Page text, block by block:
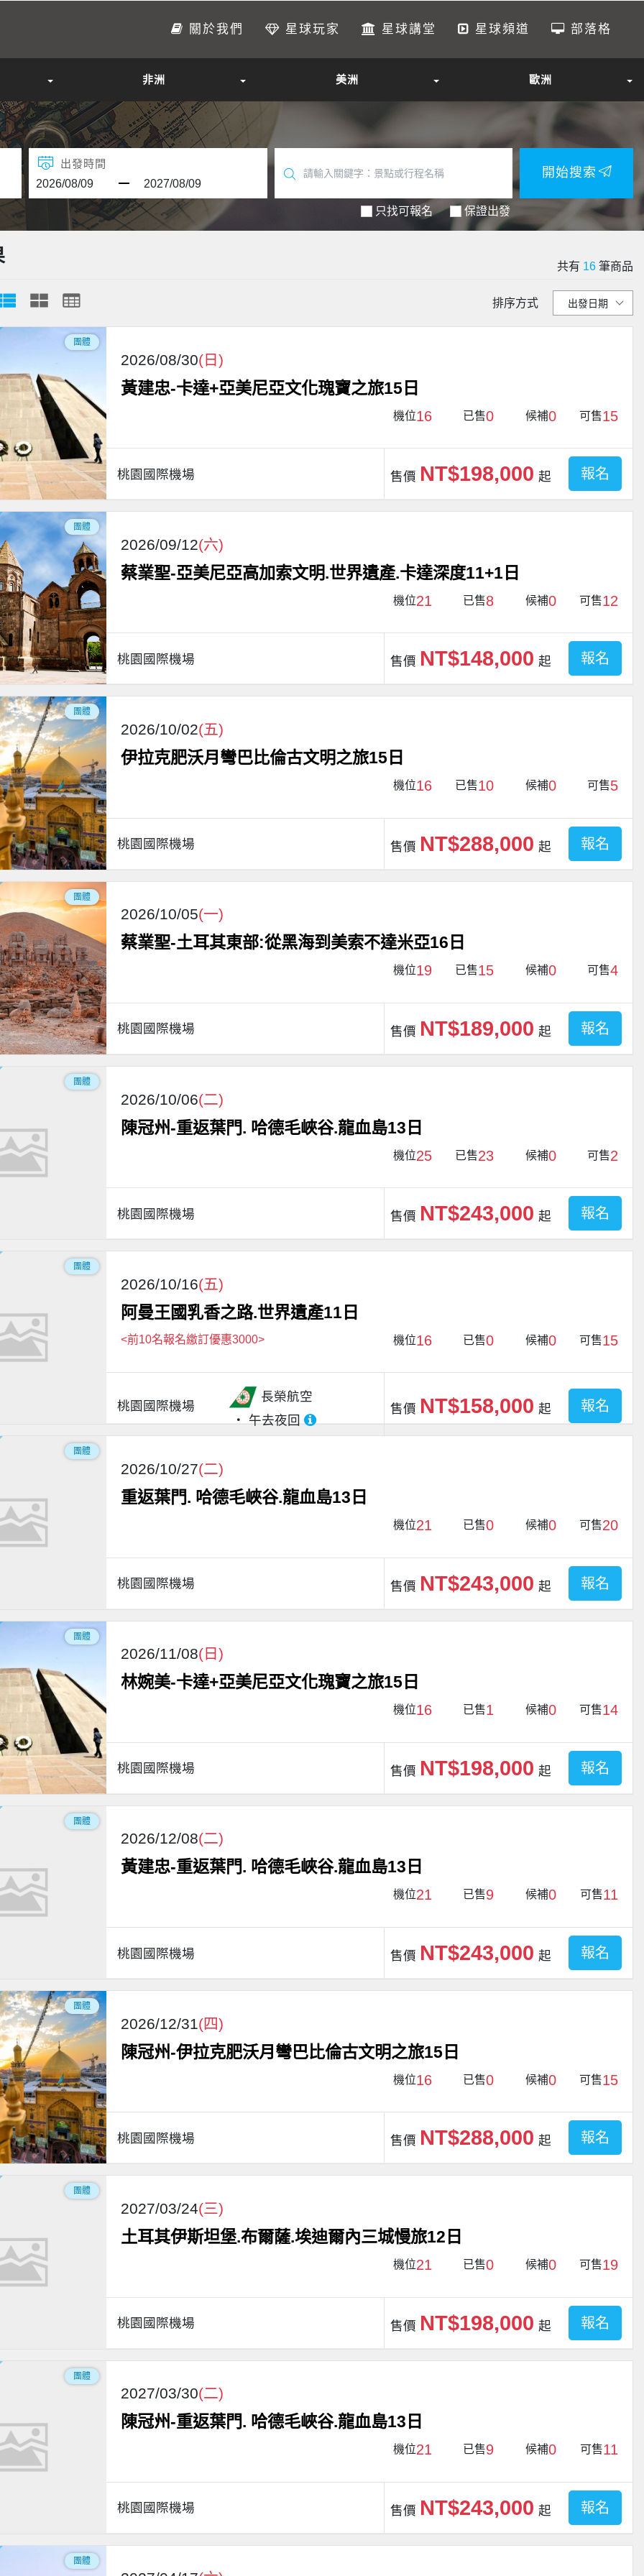
關於我們 星球玩家 星球講堂 星球頻道 部落格
非洲 美洲 歐洲
出發時間
只找可報名 保證出發
開始搜索
共有 16 筆商品
排序方式
團體
2026/08/30(日)
黃建忠-卡達+亞美尼亞文化瑰寶之旅15日
機位16 已售0 候補0 可售15
桃園國際機場 售價 NT$198,000 起 報名
團體
2026/09/12(六)
蔡業聖-亞美尼亞高加索文明.世界遺產.卡達深度11+1日
機位21 已售8 候補0 可售12
桃園國際機場 售價 NT$148,000 起 報名
團體
2026/10/02(五)
伊拉克肥沃月彎巴比倫古文明之旅15日
機位16 已售10 候補0 可售5
桃園國際機場 售價 NT$288,000 起 報名
團體
2026/10/05(一)
蔡業聖-土耳其東部:從黑海到美索不達米亞16日
機位19 已售15 候補0 可售4
桃園國際機場 售價 NT$189,000 起 報名
團體
2026/10/06(二)
陳冠州-重返葉門. 哈德毛峽谷.龍血島13日
機位25 已售23 候補0 可售2
桃園國際機場 售價 NT$243,000 起 報名
團體
2026/10/16(五)
阿曼王國乳香之路.世界遺產11日
<前10名報名繳訂優惠3000> 機位16 已售0 候補0 可售15
桃園國際機場
長榮航空
午去夜回
售價 NT$158,000 起 報名
團體
2026/10/27(二)
重返葉門. 哈德毛峽谷.龍血島13日
機位21 已售0 候補0 可售20
桃園國際機場 售價 NT$243,000 起 報名
團體
2026/11/08(日)
林婉美-卡達+亞美尼亞文化瑰寶之旅15日
機位16 已售1 候補0 可售14
桃園國際機場 售價 NT$198,000 起 報名
團體
2026/12/08(二)
黃建忠-重返葉門. 哈德毛峽谷.龍血島13日
機位21 已售9 候補0 可售11
桃園國際機場 售價 NT$243,000 起 報名
團體
2026/12/31(四)
陳冠州-伊拉克肥沃月彎巴比倫古文明之旅15日
機位16 已售0 候補0 可售15
桃園國際機場 售價 NT$288,000 起 報名
團體
2027/03/24(三)
土耳其伊斯坦堡.布爾薩.埃迪爾內三城慢旅12日
機位21 已售0 候補0 可售19
桃園國際機場 售價 NT$198,000 起 報名
團體
2027/03/30(二)
陳冠州-重返葉門. 哈德毛峽谷.龍血島13日
機位21 已售9 候補0 可售11
桃園國際機場 售價 NT$243,000 起 報名
團體